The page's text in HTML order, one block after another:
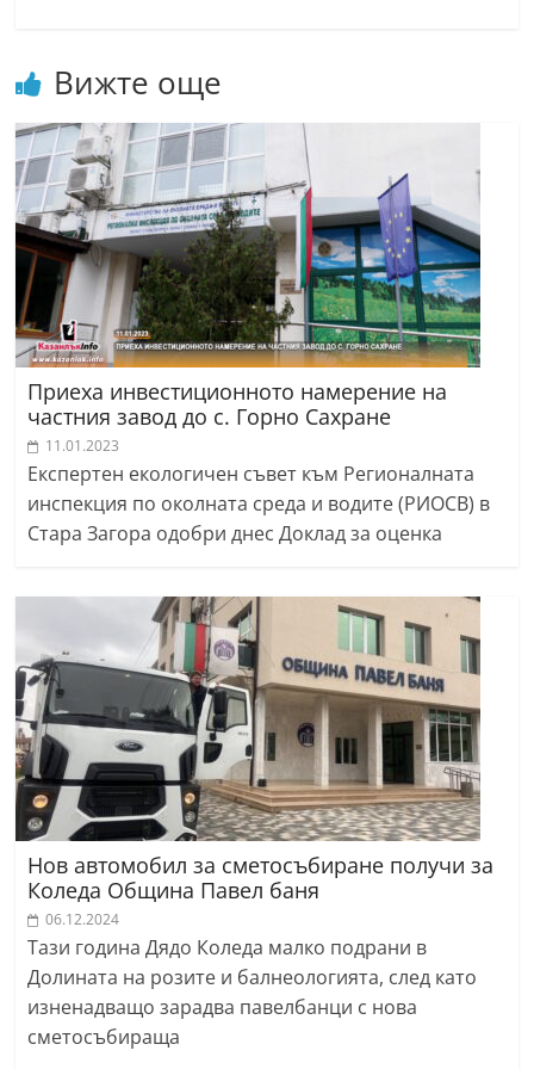
Вижте още
Приеха инвестиционното намерение на
частния завод до с. Горно Сахране
11.01.2023
Експертен екологичен съвет към Регионалната
инспекция по околната среда и водите (РИОСВ) в
Стара Загора одобри днес Доклад за оценка
Нов автомобил за сметосъбиране получи за
Коледа Община Павел баня
06.12.2024
Тази година Дядо Коледа малко подрани в
Долината на розите и балнеологията, след като
изненадващо зарадва павелбанци с нова
сметосъбираща